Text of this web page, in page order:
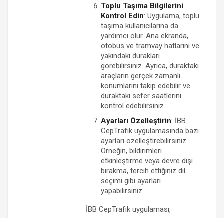
Toplu Taşıma Bilgilerini
Kontrol Edin: Uygulama, toplu
taşıma kullanıcılarına da
yardımcı olur. Ana ekranda,
otobüs ve tramvay hatlarını ve
yakındaki durakları
görebilirsiniz. Ayrıca, duraktaki
araçların gerçek zamanlı
konumlarını takip edebilir ve
duraktaki sefer saatlerini
kontrol edebilirsiniz.
Ayarları Özelleştirin: İBB
CepTrafik uygulamasında bazı
ayarları özelleştirebilirsiniz.
Örneğin, bildirimleri
etkinleştirme veya devre dışı
bırakma, tercih ettiğiniz dil
seçimi gibi ayarları
yapabilirsiniz.
İBB CepTrafik uygulaması,